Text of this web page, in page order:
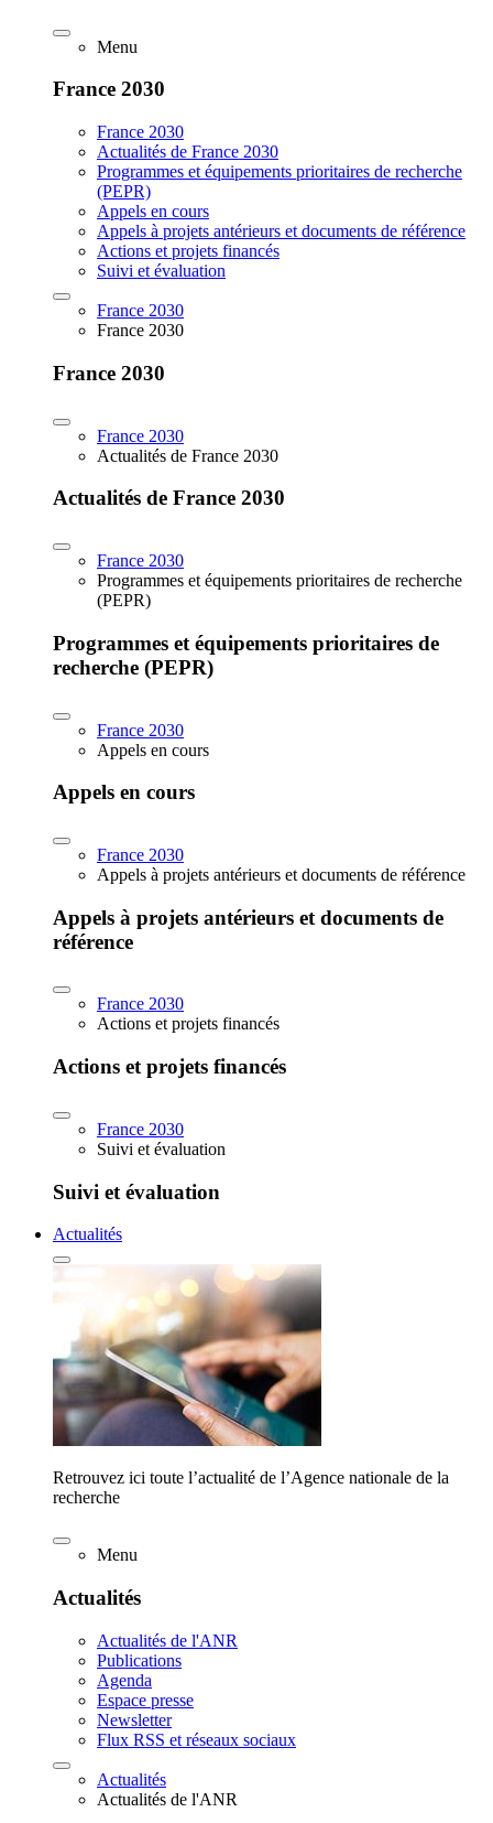
Menu
France 2030
France 2030
Actualités de France 2030
Programmes et équipements prioritaires de recherche
(PEPR)
Appels en cours
Appels à projets antérieurs et documents de référence
Actions et projets financés
Suivi et évaluation
France 2030
France 2030
France 2030
France 2030
Actualités de France 2030
Actualités de France 2030
France 2030
Programmes et équipements prioritaires de recherche
(PEPR)
Programmes et équipements prioritaires de
recherche (PEPR)
France 2030
Appels en cours
Appels en cours
France 2030
Appels à projets antérieurs et documents de référence
Appels à projets antérieurs et documents de
référence
France 2030
Actions et projets financés
Actions et projets financés
France 2030
Suivi et évaluation
Suivi et évaluation
Actualités
Retrouvez ici toute l’actualité de l’Agence nationale de la
recherche
Menu
Actualités
Actualités de l'ANR
Publications
Agenda
Espace presse
Newsletter
Flux RSS et réseaux sociaux
Actualités
Actualités de l'ANR